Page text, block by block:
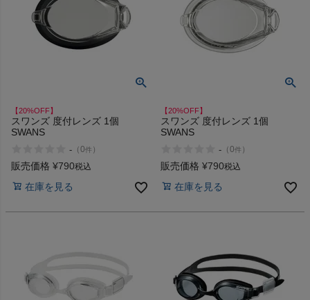
【20%OFF】
スワンズ 度付レンズ 1個
SWANS
- （0件 ）
販売価格 ¥790税込
在庫を見る
【20%OFF】
スワンズ 度付レンズ 1個
SWANS
- （0件 ）
販売価格 ¥790税込
在庫を見る